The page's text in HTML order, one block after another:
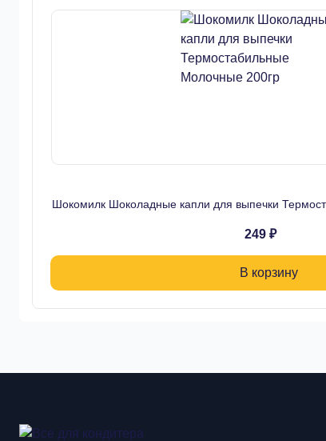
Шокомилк Шоколадные капли для выпечки
249 ₽
В корзину